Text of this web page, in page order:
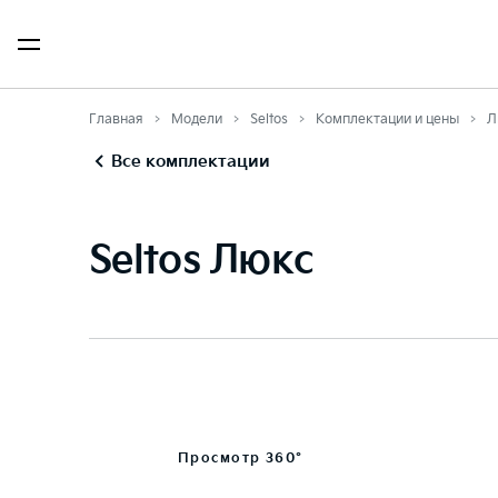
Главная Модели Seltos Комплектации и цены
Все комплектации
Seltos Люкс
Просмотр 360°